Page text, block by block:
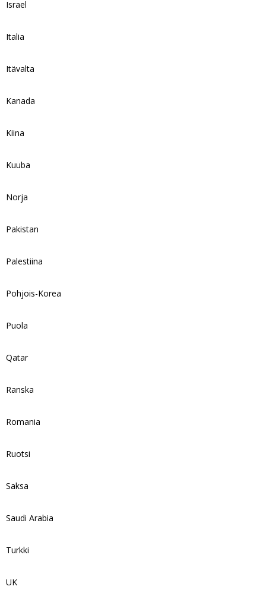
Israel
Italia
Itävalta
Kanada
Kiina
Kuuba
Norja
Pakistan
Palestiina
Pohjois-Korea
Puola
Qatar
Ranska
Romania
Ruotsi
Saksa
Saudi Arabia
Turkki
UK